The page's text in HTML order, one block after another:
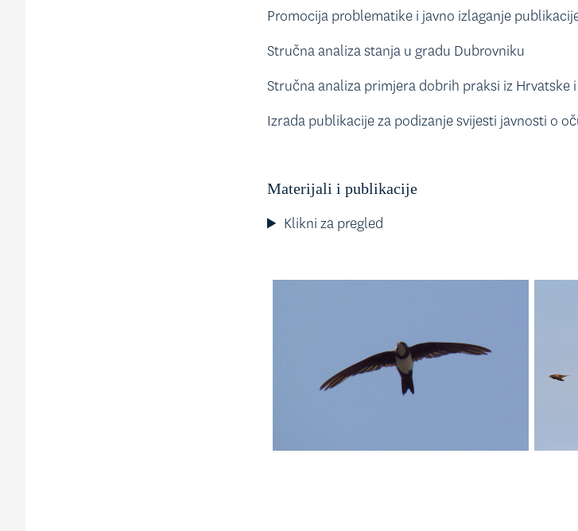
Promocija problematike i javno izlaganje
Stručna analiza stanja u gradu Dubrovniku
Stručna analiza primjera dobrih praksi iz Hrvatske
Izrada publikacije za podizanje svijesti javnosti o
Materijali i publikacije
Klikni za pregled